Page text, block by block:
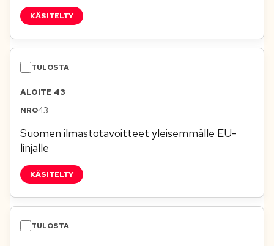
KÄSITELTY
ALOITE 43
43
Suomen ilmastotavoitteet yleisemmälle EU-
linjalle
KÄSITELTY